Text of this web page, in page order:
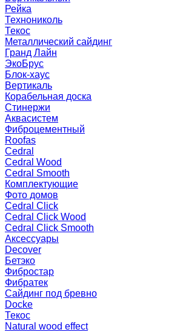
Рейка
Технониколь
Текос
Металлический сайдинг
Гранд Лайн
ЭкоБрус
Блок-хаус
Вертикаль
Корабельная доска
Стинержи
Аквасистем
Фиброцементный
Roofas
Cedral
Cedral Wood
Cedral Smooth
Комплектующие
Фото домов
Cedral Click
Cedral Click Wood
Cedral Click Smooth
Аксессуары
Decover
Бетэко
Фибростар
Фибратек
Сайдинг под бревно
Docke
Текос
Natural wood effect